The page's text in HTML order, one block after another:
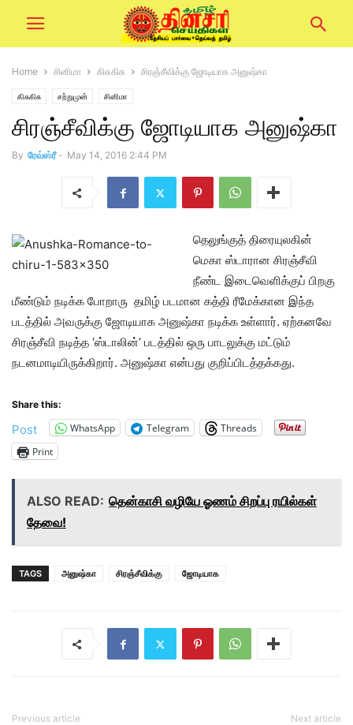
Home சினிமா கிசுகிசு சிரஞ்சீவிக்கு ஜோடியாக அனுஷ்கா
கிசுகிசு சற்றுமுன் சினிமா
சிரஞ்சீவிக்கு ஜோடியாக அனுஷ்கா
By ரேவ்ஸ்ரீ - May 14, 2016 2:44 PM
தெலுங்குத் திரையுலகின்
மெகா ஸ்டாரான சிரஞ்சீவி
நீண்ட இடைவெளிக்குப் பிறகு
மீண்டும் நடிக்க போறாரு தமிழ் படமான கத்தி ரீமேக்கான இந்த
படத்தில் அவருக்கு ஜோடியாக அனுஷ்கா நடிக்க உள்ளார். ஏற்கனவே
சிரஞ்சீவி நடித்த ‘ஸ்டாலின்’ படத்தில் ஒரு பாடலுக்கு மட்டும்
நடனமாடியிருக்கிறார். அனுஷ்கா என்பது குறிப்பிடத்தக்கது.
Share this:
Post WhatsApp Telegram
Threads
Print
ALSO READ: தென்காசி வழியே ஓணம் சிறப்பு ரயில்கள்
தேவை!
TAGS அனுஷ்கா சிரஞ்சீவிக்கு ஜோடியாக
Previous article Next article